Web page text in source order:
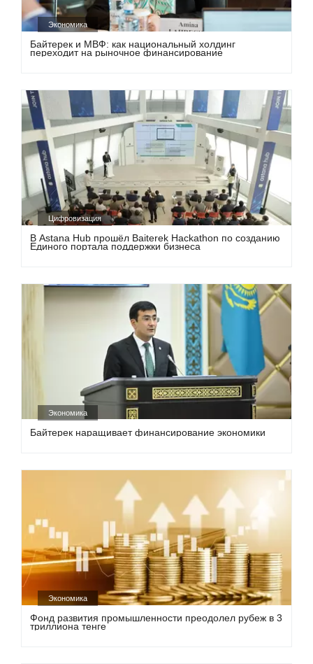
Экономика
Байтерек и МВФ: как национальный холдинг
переходит на рыночное финансирование
Цифровизация
В Astana Hub прошёл Baiterek Hackathon по созданию
Единого портала поддержки бизнеса
Экономика
Байтерек наращивает финансирование экономики
Экономика
Фонд развития промышленности преодолел рубеж в 3
триллиона тенге